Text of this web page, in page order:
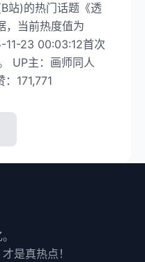
站)的热门话题《透
，当前热度值为
23 00:03:12首次
UP主：画师同人
171,771
是真热点！